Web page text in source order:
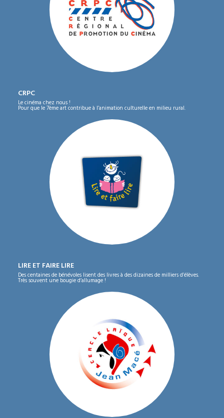
CRPC
Le cinéma chez nous !
Pour que le 7ème art contribue à l’animation culturelle en milieu rural.
LIRE ET FAIRE LIRE
Des centaines de bénévoles lisent des livres à des dizaines de milliers d’élèves.
Très souvent une bougie d’allumage !